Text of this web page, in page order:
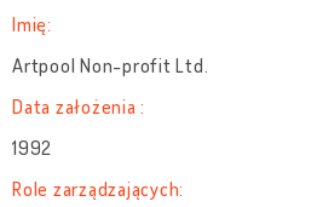
Imię:
Artpool Non-profit Ltd.
Data założenia :
1992
Role zarządzających: